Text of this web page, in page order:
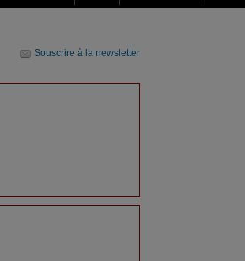
Souscrire à la newsletter